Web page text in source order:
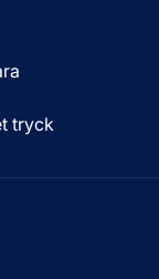
tryck